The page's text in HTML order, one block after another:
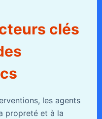
clés
les agents
propreté et à la